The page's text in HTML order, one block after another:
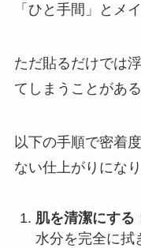
「ひと手間」とメ
ただ貼るだけでは
てしまうことがあ
以下の手順で密着
ない仕上がりになり
肌を清潔にする
水分を完全に拭